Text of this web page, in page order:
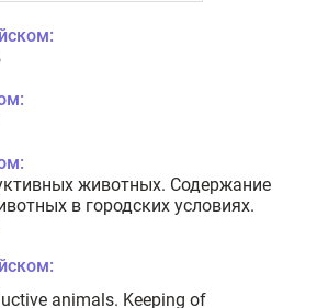
животных. Содержание
в городских условиях.
animals. Keeping of